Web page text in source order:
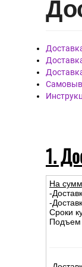
1.
На
-
-
Сроки
Подъем